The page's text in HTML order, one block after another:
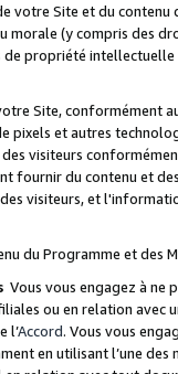
votre Site et du
morale (y compris des
de propriété
Site, conformément
pixels et autres
visiteurs
fournir du contenu et
visiteurs, et
du Programme et des
Vous vous engagez à ne
ou en relation avec
l’Accord. Vous vous
en utilisant l’une